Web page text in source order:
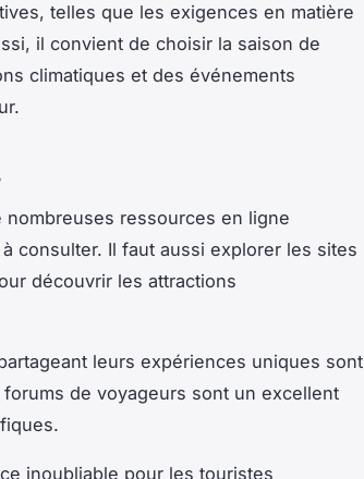
telles que les exigences en matière
il convient de choisir la saison de
climatiques et des événements
ressources en ligne
consulter. Il faut aussi explorer les sites
découvrir les attractions
leurs expériences uniques sont
de voyageurs sont un excellent
inoubliable pour les touristes